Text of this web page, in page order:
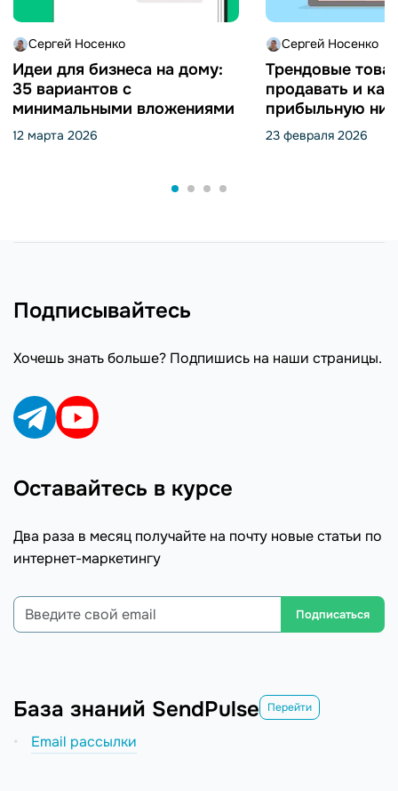
Сергей Носенко
Идеи для бизнеса на дому:
35 вариантов с
минимальными вложениями
12 марта 2026
Сергей Носенко
Трендовые
продавать и
прибыльную
23 февраля 2026
Подписывайтесь
Хочешь знать больше? Подпишись на наши страницы.
Оставайтесь в курсе
Два раза в месяц получайте на почту новые статьи по
интернет-маркетингу
Подписаться
База знаний SendPulse Перейти
Email рассылки